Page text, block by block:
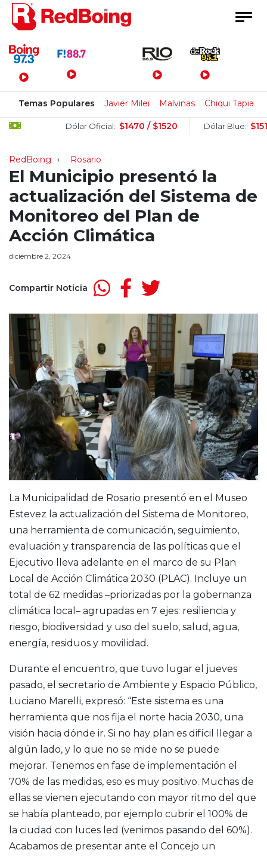
Menú Principal
Temas Populares Javier Milei Malvinas Chiqui Tapia
Dólar Oficial: $1470 / $1520 Dólar Blue: $1510 /
RedBoing Rosario
El Municipio presentó la
actualización del Sistema de
Monitoreo del Plan de
Acción Climática
diciembre 2, 2024
Compartir Noticia
La Municipalidad de Rosario presentó en el Museo
Estevez la actualización del Sistema de Monitoreo,
una herramienta de comunicación, seguimiento,
evaluación y transparencia de las políticas que el
Ejecutivo lleva adelante en el marco de su Plan
Local de Acción Climática 2030 (PLAC). Incluye un
total de 62 medidas –priorizadas por la gobernanza
climática local– agrupadas en 7 ejes: resiliencia y
riesgo, biodiversidad y uso del suelo, salud, agua,
energía, residuos y movilidad.
Durante el encuentro, que tuvo lugar el jueves
pasado, el secretario de Ambiente y Espacio Público,
Luciano Marelli, expresó: “Este sistema es una
herramienta que nos fija el norte hacia 2030, una
visión hacia dónde ir. Si no hay plan es difícil llegar a
algún lado, y lo que no se mide no se puede
mejorar. Tenemos en fase de implementación el
70% de las medidas, eso es muy positivo. Muchas de
ellas se vienen ejecutando con mayor ritmo del que
se había planteado, por ejemplo cubrir el 100% de
la ciudad con luces led (venimos pasando del 60%).
Acabamos de presentar ante el Concejo un